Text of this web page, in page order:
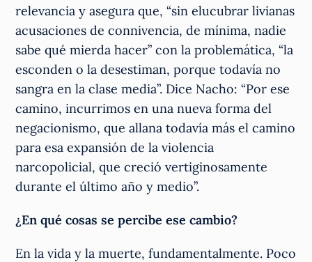
relevancia y asegura que, “sin elucubrar livianas
acusaciones de connivencia, de mínima, nadie
sabe qué mierda hacer” con la problemática, “la
esconden o la desestiman, porque todavía no
sangra en la clase media”. Dice Nacho: “Por ese
camino, incurrimos en una nueva forma del
negacionismo, que allana todavía más el camino
para esa expansión de la violencia
narcopolicial, que creció vertiginosamente
durante el último año y medio”.
¿En qué cosas se percibe ese cambio?
En la vida y la muerte, fundamentalmente. Poco